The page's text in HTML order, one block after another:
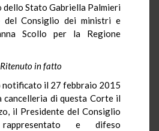
dello Stato Gabriella Palmieri
del Consiglio dei ministri e
Scollo per la Regione
Ritenuto in fatto
notificato il 27 febbraio 2015
cancelleria di questa Corte il
il Presidente del Consiglio
e difeso